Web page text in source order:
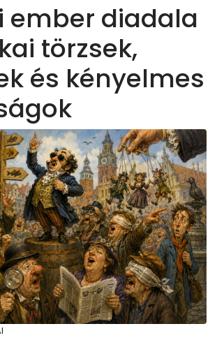
ember diadala
törzsek,
és kényelmes